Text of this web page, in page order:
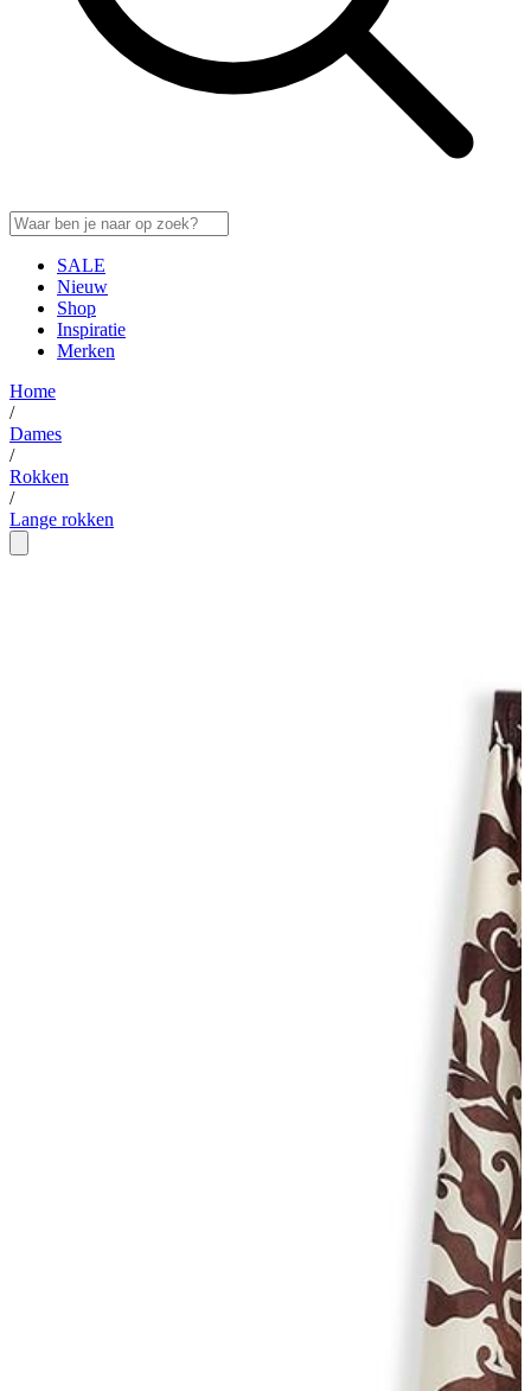
SALE
Nieuw
Shop
Inspiratie
Merken
Home
/
Dames
/
Rokken
/
Lange rokken